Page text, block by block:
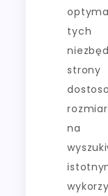
tych
na